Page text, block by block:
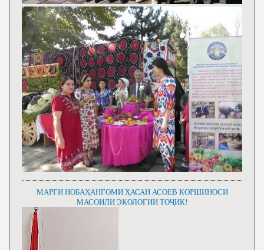
МАРГИ НОБАҲАНГОМИ ҲАСАН АСОЕВ КОРШИНОСИ
МАСОИЛИ ЭКОЛОГИИ ТОҶИК!